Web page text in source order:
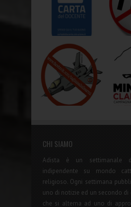
CHI SIAMO
Adista è un settimanale
indipendente su mondo
religioso. Ogni settimana
uno di notizie ed un secondo
che si alterna ad uno di